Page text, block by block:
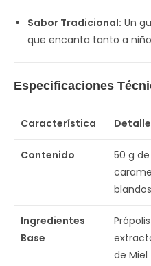
Sabor Tradicional: Un
que encanta tanto a
Especificaciones
Característica Detalle
Contenido
50 g de
blandos
Ingredientes
Base
de Miel